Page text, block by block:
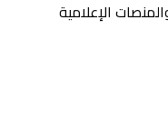
الإعلامية